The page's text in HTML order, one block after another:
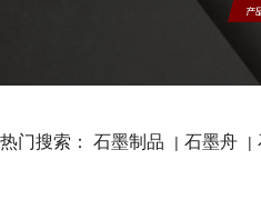
热门搜索： 石墨制品 | 石墨舟 |